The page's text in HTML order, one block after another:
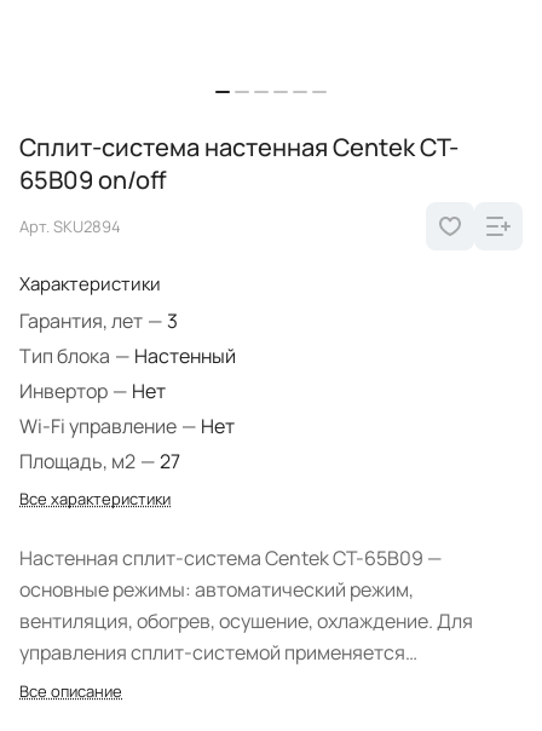
Сплит-система настенная Centek CT-
65B09 on/off
Арт. SKU2894
Характеристики
Гарантия, лет — 3
Тип блока — Настенный
Инвертор — Нет
Wi-Fi управление — Нет
Площадь, м2 —27
Все характеристики
Настенная сплит-система Centek CT-65B09 —
основные режимы: автоматический режим,
вентиляция, обогрев, осушение, охлаждение. Для
управления сплит-системой применяется
беспроводной пульт ДУ. Класс энергопотребления А.
Все описание